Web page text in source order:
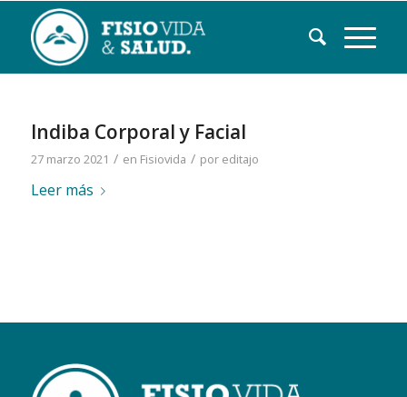
Indiba Corporal y Facial
27 marzo 2021 / en Fisiovida / por editajo
Leer más